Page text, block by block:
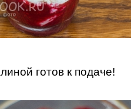
готов к подаче!